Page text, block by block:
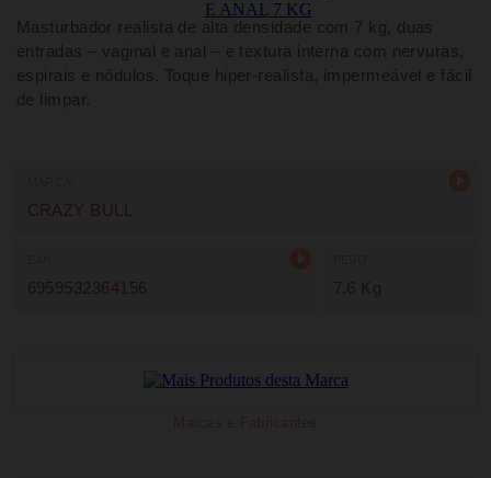
Masturbador realista de alta densidade com 7 kg, duas
entradas – vaginal e anal – e textura interna com nervuras,
espirais e nódulos. Toque hiper-realista, impermeável e fácil
de limpar.
CRAZY BULL
6959532364156 7.6 Kg